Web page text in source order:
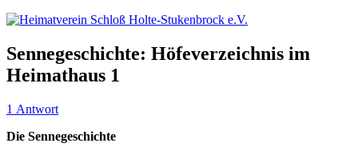
Sennegeschichte: Höfeverzeichnis im
Heimathaus 1
1 Antwort
Die Sennegeschichte